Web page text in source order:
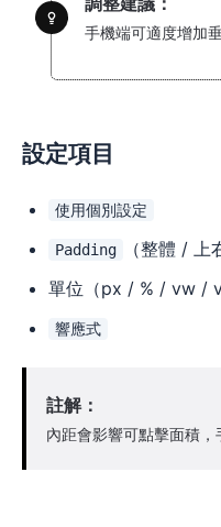
手機端可適度增加垂
設定項目
使用個別設定
Padding
（整體 / 上
單位（px / % / vw /
響應式
註解：
內距會影響可點擊面積，